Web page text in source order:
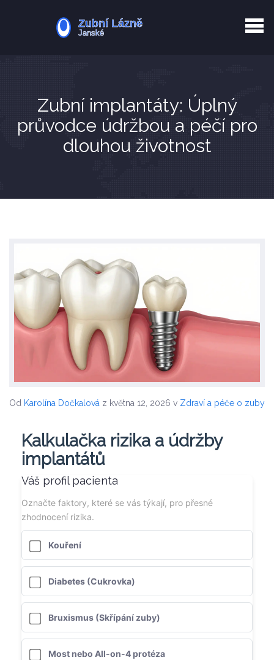
Zotavení po extrakci
Zubní implantáty: Úplný
průvodce údržbou a péčí pro
dlouhou životnost
Od Karolína Dočkalová z května 12, 2026 v Zdraví a péče o zuby
Kalkulačka rizika a údržby
implantátů
Váš profil pacienta
Označte faktory, které se vás týkají, pro přesné
zhodnocení rizika.
Kouření
Diabetes (Cukrovka)
Bruxismus (Skřípání zuby)
Most nebo All-on-4 protéza